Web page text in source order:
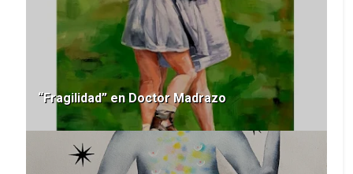
“Fragilidad” en Doctor Madrazo